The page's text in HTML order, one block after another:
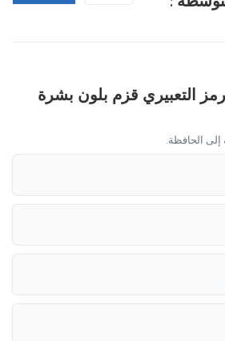
التعبيري قزم بلون بشرة
إلى الحافظة.